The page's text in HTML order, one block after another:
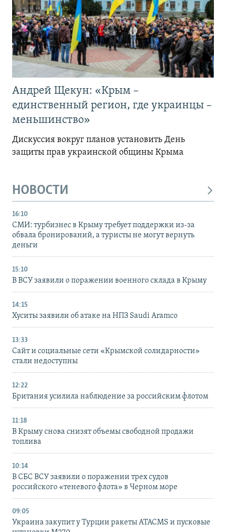
Андрей Щекун: «Крым –
единственный регион, где украинцы –
меньшинство»
Дискуссия вокруг планов установить День
защиты прав украинской общины Крыма
НОВОСТИ
16:10
СМИ: турбизнес в Крыму требует поддержки из-за
обвала бронирований, а туристы не могут вернуть
деньги
15:10
В ВСУ заявили о поражении военного склада в Крыму
14:15
Хуситы заявили об атаке на НПЗ Saudi Aramco
13:33
Сайт и социальные сети «Крымской солидарности»
стали недоступны
12:22
Британия усилила наблюдение за российским флотом
11:18
В Крыму снова снизят объемы свободной продажи
топлива
10:14
В СБС ВСУ заявили о поражении трех судов
российского «теневого флота» в Черном море
09:05
Украина закупит у Турции ракеты ATACMS и пусковые